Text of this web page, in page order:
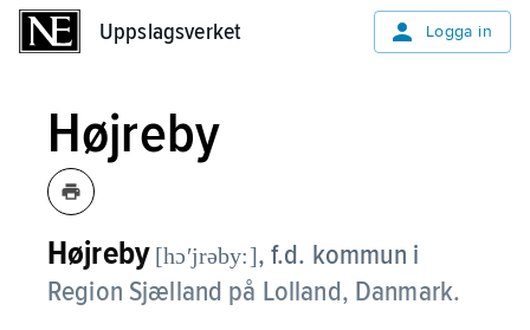
Uppslagsverket Logga in
Højreby
Højreby [hɔʹjrəby:],f.d. kommun i
Region Sjælland på Lolland, Danmark.